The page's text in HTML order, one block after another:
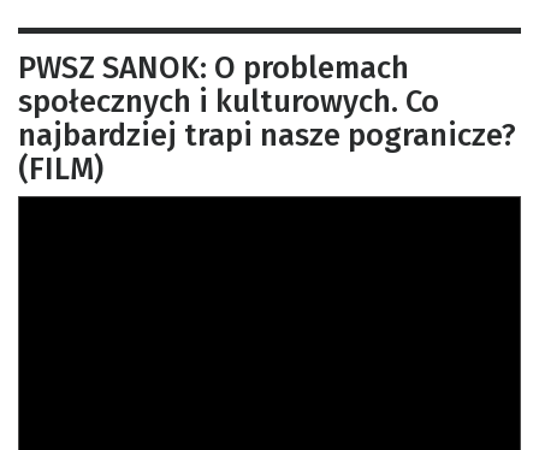
PWSZ SANOK: O problemach
społecznych i kulturowych. Co
najbardziej trapi nasze pogranicze?
(FILM)